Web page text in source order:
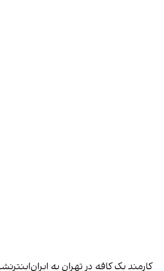
کارمند یک کافه در تهران به